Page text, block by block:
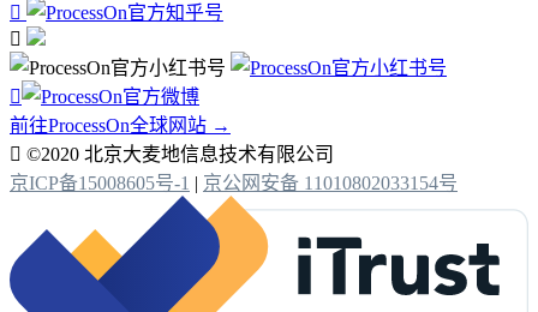



前往ProcessOn全球网站 →
 ©2020 北京大麦地信息技术有限公司
京ICP备15008605号-1 | 京公网安备 11010802033154号